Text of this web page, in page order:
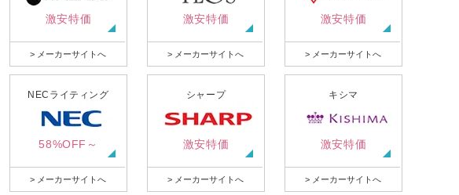
激安特価
> メーカーサイトへ
激安特価
> メーカーサイトへ
激安特価
> メーカーサイトへ
NECライティング
58%OFF～
> メーカーサイトへ
シャープ
激安特価
> メーカーサイトへ
キシマ
激安特価
> メーカーサイトへ